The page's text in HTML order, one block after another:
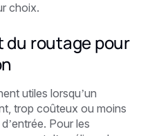
choix.
du routage pour
utiles lorsqu’un
trop coûteux ou moins
Pour les